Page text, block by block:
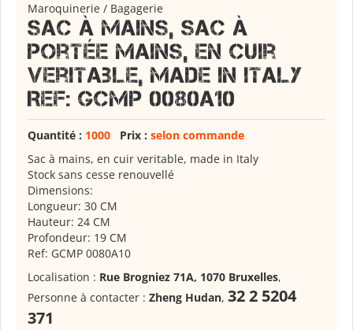
Maroquinerie / Bagagerie
Sac à mains, sac à
portée mains, en cuir
veritable, made in Italy
Ref: GCMP 0080A10
Quantité : 1000 Prix : selon commande
Sac à mains, en cuir veritable, made in Italy
Stock sans cesse renouvellé
Dimensions:
Longueur: 30 CM
Hauteur: 24 CM
Profondeur: 19 CM
Ref: GCMP 0080A10
Localisation : Rue Brogniez 71A, 1070 Bruxelles,
Personne à contacter : Zheng Hudan, 32 2 5204
371